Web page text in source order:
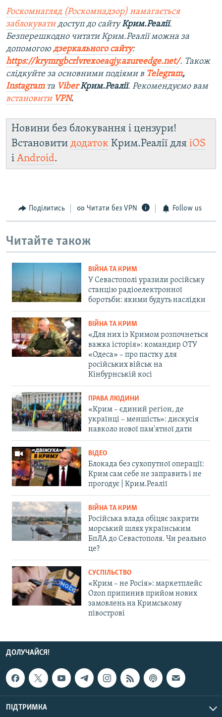
Роскомнагляд (Роскомнадзор) намагається
заблокуватидоступ до сайтуКрим.Реалії.
Безперешкодно читати Крим.Реалії можна за
допомогою дзеркального сайту:
https://krymrgbcrlvrexoeaqjy.azureedge.net/. Також
слідкуйте за основними подіями в Telegram,
Instagramта ViberКрим.Реалії. Рекомендуємо вам
встановити VPN.
Новини без блокування і цензури!
Встановити додаток Крим.Реалії для iOS
і Android.
Поділитись Читати без VPN Follow us
Читайте також
ВІЙНА ТА КРИМ
У Севастополі уразили російську
станцію радіоелектронної
боротьби: якими будуть наслідки
ВІЙНА ТА КРИМ
«Для них із Кримом розпочнеться
важка історія»: командир ОТУ
«Одеса» – про пастку для
російських військ на
Кінбурнській косі
ПРАВА ЛЮДИНИ
«Крим – єдиний регіон, де
українці – меншість»: дискусія
навколо нової пам'ятної дати
ВІДЕО
Блокада без сухопутної операції:
Крим сам себе не заправить і не
прогодує | Крим.Реалії
ВІЙНА ТА КРИМ
Російська влада обіцяє закрити
морський шлях українським
БпЛА до Севастополя. Чи реально
це?
СУСПІЛЬСТВО
«Крим – не Росія»: маркетплейс
Ozon припинив прийом нових
замовлень на Кримському
півострові
ДОЛУЧАЙСЯ!
ПІДТРИМКА